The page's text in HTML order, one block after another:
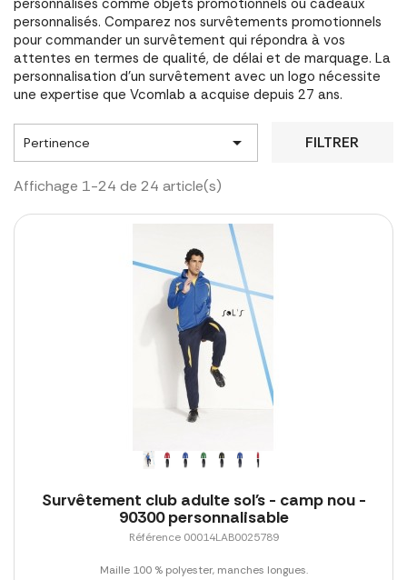
personnalisés comme objets promotionnels ou cadeaux
personnalisés. Comparez nos survêtements promotionnels
pour commander un survêtement qui répondra à vos
attentes en termes de qualité, de délai et de marquage. La
personnalisation d'un survêtement avec un logo nécessite
une expertise que Vcomlab a acquise depuis 27 ans.
Pertinence  FILTRER
Affichage 1-24 de 24 article(s)
Survêtement club adulte sol's - camp nou -
90300 personnalisable
Référence 00014LAB0025789
Maille 100 % polyester, manches longues.